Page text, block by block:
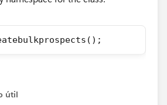
and if so logout and login again and
útil